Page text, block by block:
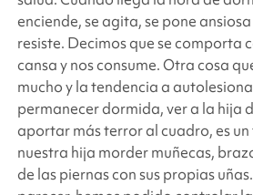
enciende, se agita, se pone ansiosa
resiste. Decimos que se comporta
cansa y nos consume. Otra cosa
mucho y la tendencia a
permanecer dormida, ver a la hija
aportar más terror al cuadro, es
nuestra hija morder muñecas,
de las piernas con sus propias